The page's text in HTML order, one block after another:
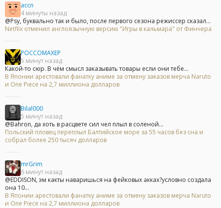
accn
4 минуты назад
@Psy, буквально так и было, после первого сезона режиссер сказал...
Netflix отменил англоязычную версию "Игры в кальмара" от Финчера
POCCOMAXEP
5 минут назад
Какой-то сюр. В чём смысл заказывать товары если они тебе...
В Японии арестовали фанатку аниме за отмену заказов мерча Naruto
и One Piece на 2,7 миллиона долларов
Bilal000
5 минут назад
@Bahron, да хоть в расцвете сил чел плыл в соленой...
Польский пловец переплыл Балтийское море за 55 часов без сна и
собрал более 250 тысяч долларов
mrGrim
6 минут назад
@EDDISON, эм какты наваришься на фейковых акках?условно создала
она 10...
В Японии арестовали фанатку аниме за отмену заказов мерча Naruto
и One Piece на 2,7 миллиона долларов